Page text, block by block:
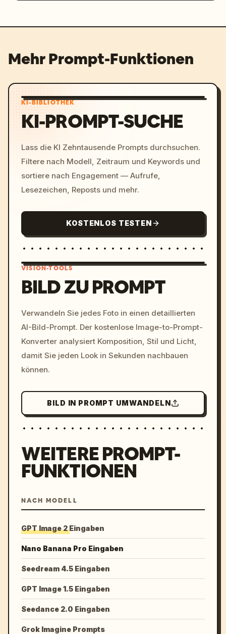
Mehr Prompt-Funktionen
KI-BIBLIOTHEK
KI-PROMPT-SUCHE
Lass die KI Zehntausende Prompts durchsuchen.
Filtere nach Modell, Zeitraum und Keywords und
sortiere nach Engagement — Aufrufe,
Lesezeichen, Reposts und mehr.
KOSTENLOS TESTEN
c, cyberpunk sunset, neon
colors, 8k --v 6.0
VISION-TOOLS
BILD ZU PROMPT
Verwandeln Sie jedes Foto in einen detaillierten
AI-Bild-Prompt. Der kostenlose Image-to-Prompt-
Konverter analysiert Komposition, Stil und Licht,
damit Sie jeden Look in Sekunden nachbauen
können.
BILD IN PROMPT UMWANDELN
WEITERE PROMPT-
FUNKTIONEN
NACH MODELL
GPT Image 2 Eingaben
Nano Banana Pro Eingaben
Seedream 4.5 Eingaben
GPT Image 1.5 Eingaben
Seedance 2.0 Eingaben
Grok Imagine Prompts